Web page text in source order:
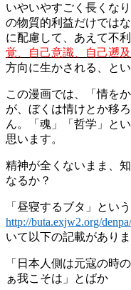
いやいやすごく長くな
の物質的利益だけでは
に配慮して、あえて不
覚、自己意識、自己遡及
方向に生かされる、とい
この漫画では、「情を
が、ぼくは情けとか移
ん。「魂」「哲学」と
思います。
精神が全くないまま、
なるか？
「昼寝するブタ」とい
http://buta.exjw2.org/
いて以下の記載があり
「日本人側は元寇の時
ぁ我こそは」とばか